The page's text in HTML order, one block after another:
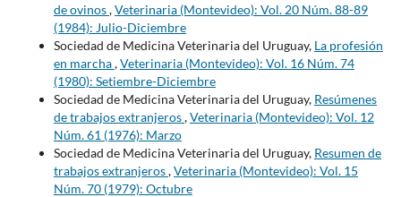
de ovinos,Veterinaria (Montevideo): Vol. 20 Núm. 88-89
(1984): Julio-Diciembre
Sociedad de Medicina Veterinaria del Uruguay, La profesión
en marcha,Veterinaria (Montevideo): Vol. 16 Núm. 74
(1980): Setiembre-Diciembre
Sociedad de Medicina Veterinaria del Uruguay, Resúmenes
de trabajos extranjeros,Veterinaria (Montevideo): Vol. 12
Núm. 61 (1976): Marzo
Sociedad de Medicina Veterinaria del Uruguay, Resumen de
trabajos extranjeros,Veterinaria (Montevideo): Vol. 15
Núm. 70 (1979): Octubre